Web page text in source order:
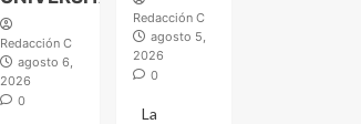
Redacción C
agosto 6,
2026
0
Redacción C
agosto 5,
2026
0
La